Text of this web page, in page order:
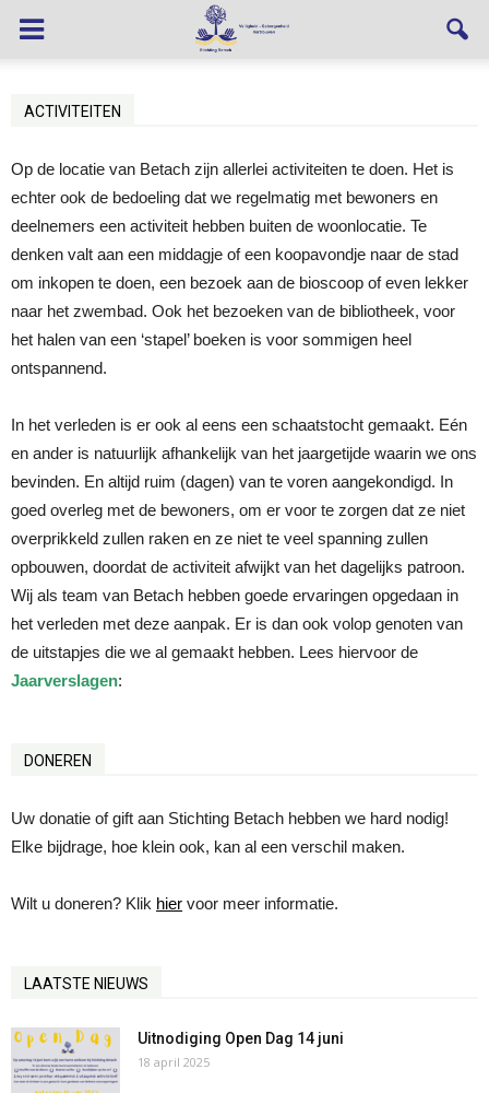
ACTIVITEITEN
Op de locatie van Betach zijn allerlei activiteiten te doen. Het is
echter ook de bedoeling dat we regelmatig met bewoners en
deelnemers een activiteit hebben buiten de woonlocatie. Te
denken valt aan een middagje of een koopavondje naar de stad
om inkopen te doen, een bezoek aan de bioscoop of even lekker
naar het zwembad. Ook het bezoeken van de bibliotheek, voor
het halen van een ‘stapel’ boeken is voor sommigen heel
ontspannend.
In het verleden is er ook al eens een schaatstocht gemaakt. Eén
en ander is natuurlijk afhankelijk van het jaargetijde waarin we ons
bevinden. En altijd ruim (dagen) van te voren aangekondigd. In
goed overleg met de bewoners, om er voor te zorgen dat ze niet
overprikkeld zullen raken en ze niet te veel spanning zullen
opbouwen, doordat de activiteit afwijkt van het dagelijks patroon.
Wij als team van Betach hebben goede ervaringen opgedaan in
het verleden met deze aanpak. Er is dan ook volop genoten van
de uitstapjes die we al gemaakt hebben. Lees hiervoor de
Jaarverslagen:
DONEREN
Uw donatie of gift aan Stichting Betach hebben we hard nodig!
Elke bijdrage, hoe klein ook, kan al een verschil maken.
Wilt u doneren? Klik hier voor meer informatie.
LAATSTE NIEUWS
Uitnodiging Open Dag 14 juni
18 april 2025